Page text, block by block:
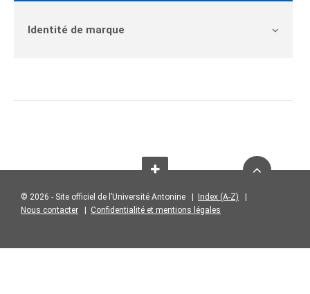
Identité de marque
© 2026 - Site officiel de l’Université Antonine | Index (A-Z)
Nous contacter
Confidentialité et mentions légales